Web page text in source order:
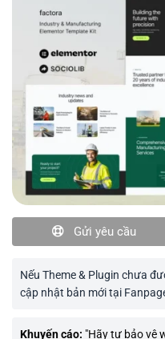
Gửi yêu cầu
Nếu Theme & Plugin chưa
cập nhật bản mới tại
Khuyến cáo: "Hãy tự bảo vệ